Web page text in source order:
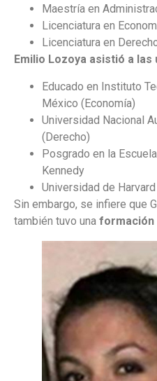
Maestría en
Licenciatura en
Licenciatura en
Emilio Lozoya asistió a
Educado en Instituto
México (Economía)
Universidad Nacional
(Derecho)
Posgrado en la
Kennedy
Universidad de Harvard
Sin embargo, se infiere que
también tuvo una formación